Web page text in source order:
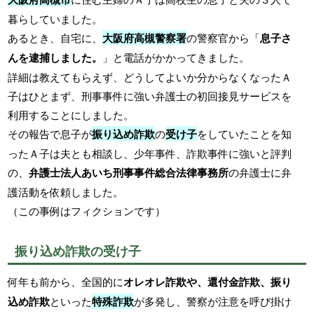
暮らしていました。
あるとき、自宅に、 大阪府高槻警察署の警察官から「息子さ
んを逮捕しました。
」と電話がかかってきました。
詳細は教えてもらえず、どうしてよいか分からなくなったＡ
子はひとまず、刑事事件に強い弁護士の初回接見サービスを
利用することにしました。
その報告で息子が振り込め詐欺の受け子をしていたことを知
ったＡ子は夫とも相談し、少年事件、詐欺事件に強いと評判
の、弁護士法人あいち刑事事件総合法律事務所の弁護士に弁
護活動を依頼しました。
（この事例はフィクションです）
振り込め詐欺の受け子
何年も前から、全国的にオレオレ詐欺や、還付金詐欺、振り
込め詐欺といった特殊詐欺が多発し、警察が注意を呼び掛け